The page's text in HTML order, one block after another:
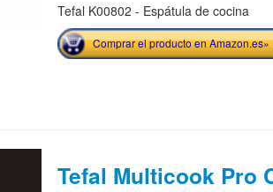
Tefal K00802 - Espátula de cocina
Comprar el producto en Amazon.es»
Tefal Multicook Pro